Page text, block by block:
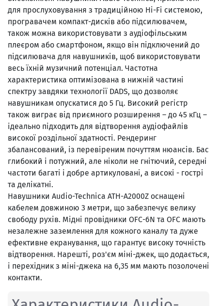
для прослуховування з традиційною Hi-Fi системою,
програвачем компакт-дисків або підсилювачем,
також можна використовувати з аудіофільським
плеєром або смартфоном, якщо він підключений до
підсилювача для навушників, щоб використовувати
весь їхній музичний потенціал. Частотна
характеристика оптимізована в нижній частині
спектру завдяки технології DADS, що дозволяє
навушникам опускатися до 5 Гц. Високий регістр
також виграє від приємного розширення – до 45 кГц –
ідеально підходить для відтворення аудіофайлів
високої роздільної здатності. Рендеринг
збалансований, із перевіреним почуттям нюансів. Бас
глибокий і потужний, але ніколи не гнітючий, середні
частоти багаті і добре артикуловані, а високі - гострі
та делікатні.
Навушники Audio-Technica ATH-A2000Z оснащені
кабелем довжиною 3 метри, що забезпечує велику
свободу рухів. Мідні провідники OFC-6N та OFC мають
незалежне заземлення для кожного каналу та дуже
ефективне екранування, що гарантує високу точність
відтворення. Нарешті, роз'єм міні-джек, що додається,
і перехідник з міні-джека на 6,35 мм мають позолочені
контакти.